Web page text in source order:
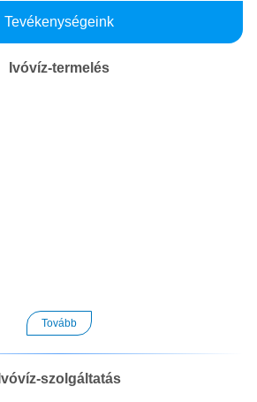
Tevékenységeink
Ivóvíz-termelés
Tovább
Ivóvíz-szolgáltatás